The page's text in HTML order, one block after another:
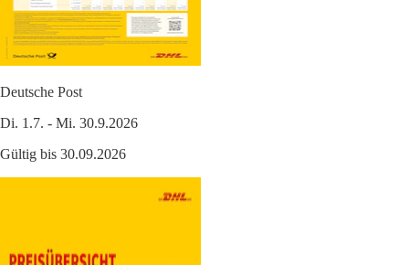
Deutsche Post
Di. 1.7. - Mi. 30.9.2026
Gültig bis 30.09.2026